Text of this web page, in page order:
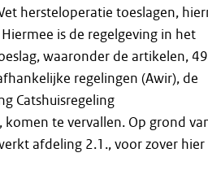
hersteloperatie toeslagen,
is de regelgeving in het
waaronder de artikelen,
regelingen (Awir), de
Catshuisregeling
te vervallen. Op grond
afdeling 2.1., voor zover hier